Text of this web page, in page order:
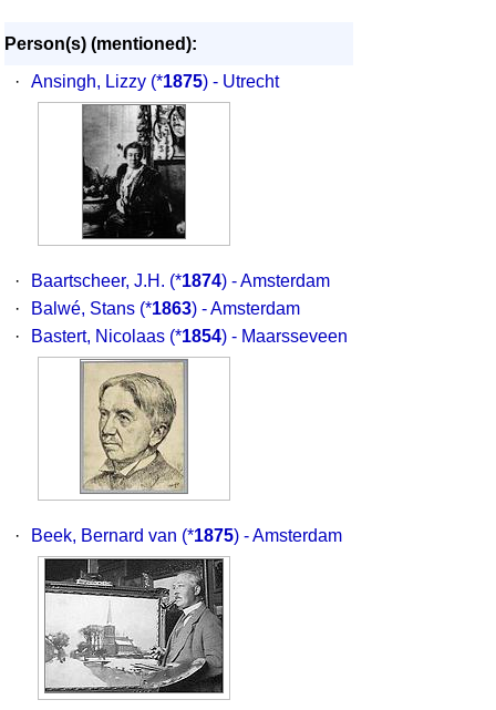
Person(s) (mentioned):
·
Ansingh, Lizzy (*1875) - Utrecht
· Baartscheer, J.H. (*1874) - Amsterdam
·
Balwé, Stans (*1863) - Amsterdam
·
Bastert, Nicolaas (*1854) - Maarsseveen
· Beek, Bernard van (*1875) - Amsterdam